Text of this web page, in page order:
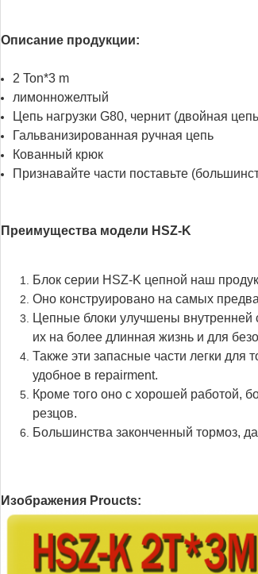
Описание продукции:
2 Ton*3 m
лимонножелтый
Цепь нагрузки G80, чернит (двойная
Гальванизированная ручная цепь
Кованный крюк
Признавайте части поставьте
Преимущества модели HSZ-K
Блок серии HSZ-K цепной наш
Оно конструировано на самых
Цепные блоки улучшены внутренней
их на более длинная жизнь и для
Также эти запасные части легки для
удобное в repairment.
Кроме того оно с хорошей работой,
резцов.
Большинства законченный тормоз,
Изображения Proucts: